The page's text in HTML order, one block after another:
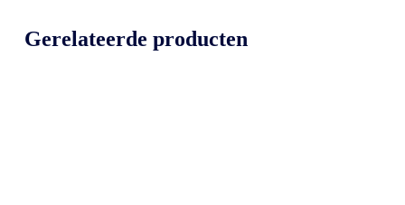
Gerelateerde producten